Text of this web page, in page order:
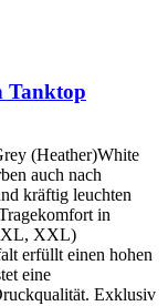
Tanktop
(Heather)White
auch nach
kräftig leuchten
in
XL, XXL)
erfüllt einen hohen
eine
Exklusiv